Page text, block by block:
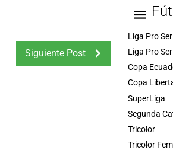
Siguiente Post
Liga Pro
Liga Pro
Copa
Copa
SuperLiga
Segunda
Tricolor
Tricolor